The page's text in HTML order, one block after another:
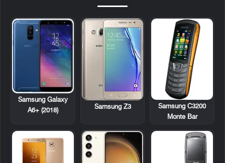
Samsung C3200
Monte Bar
Samsung Z3
Samsung Galaxy
A6+ (2018)